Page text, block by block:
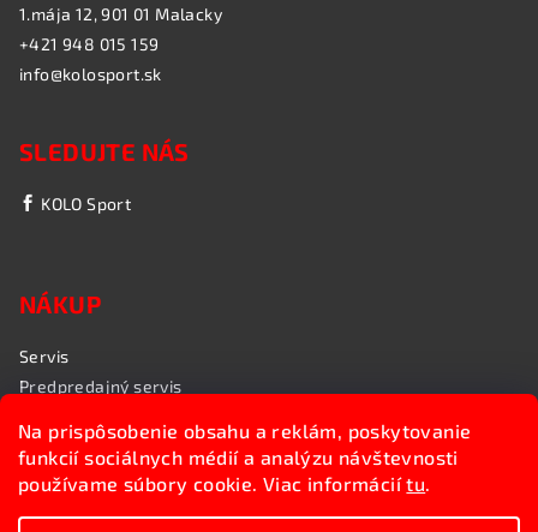
Na prispôsobenie obsahu a reklám, poskytovanie
funkcií sociálnych médií a analýzu návštevnosti
používame súbory cookie. Viac informáciítu.
1.mája 12, 901 01 Malacky
+421 948 015 159
info@kolosport.sk
SLEDUJTE NÁS
KOLO Sport
NÁKUP
Servis
Predpredajný servis
Rozvoz bicyklov
Poradenstvo